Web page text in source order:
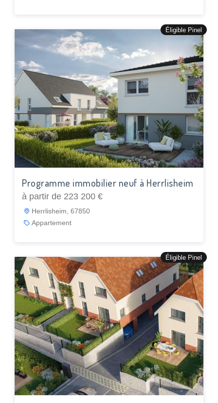
Éligible Pinel
Programme immobilier neuf à Herrlisheim
à partir de 223 200 €
Herrlisheim, 67850
Appartement
Éligible Pinel